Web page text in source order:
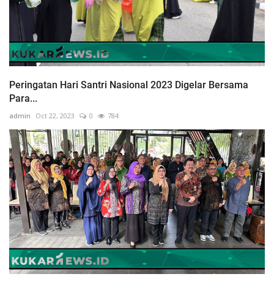
Peringatan Hari Santri Nasional 2023 Digelar Bersama
Para...
admin Oct 22, 2023 0 784